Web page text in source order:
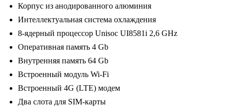
10/2000*1200,
BT,
wi-
fi,
4G
LTE,
DSP,
4-
Корпус из анодированного алюминия
Интеллектуальная система охлаждения
8-ядерный процессор Unisoc UI8581i 2,6 GHz
Оперативная память 4 Gb
Внутренняя память 64 Gb
Встроенный модуль Wi-Fi
Встроенный 4G (LTE) модем
Два слота для SIM-карты